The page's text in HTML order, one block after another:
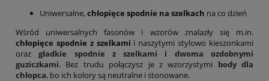
Uniwersalne, chłopięce spodnie na szelkach na co dzień
Wśród uniwersalnych fasonów i wzorów znalazły się m.in.
chłopięce spodnie z szelkami i naszytymi stylowo kieszonkami
orazgładkie spodnie z szelkami i dwoma ozdobnymi
guziczkami. Bez trudu połączysz je z wzorzystymi body dla
chłopca, bo ich kolory są neutralne i stonowane.